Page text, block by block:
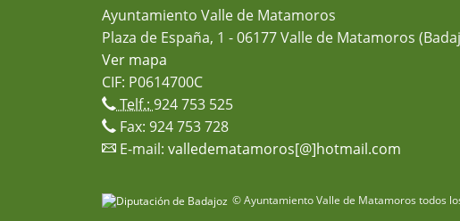
Ayuntamiento Valle de Matamoros
Plaza de España, 1 - 06177 Valle de Matamoros
Ver mapa
CIF: P0614700C
Telf.:924 753 525
Fax: 924 753 728
E-mail: valledematamoros[@]hotmail.com
© Ayuntamiento Valle de Matamoros todos